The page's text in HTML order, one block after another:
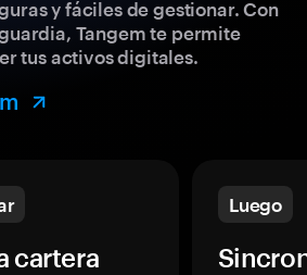
y fáciles de gestionar. Con
Tangem te permite
tus activos digitales.
cartera
Luego